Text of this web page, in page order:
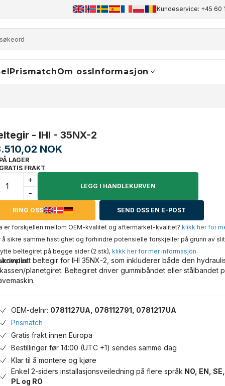
+45 60 17 81 50 info@finaldrive-trackmotors.com
Kundeservice: +45 60
PrismatchOm ossInformasjon
- IHI - 35NX-2
NOK
PÅ LAGER
GRATIS FRAKT
+
-
LEGG I HANDLEKURVEN
RING OSS SEND OSS EN E-POST
er forskjellen mellom OEM-kvalitet og aftermarket-kvalitet? klikk her for
å sikre samme hastighet og forhindre potensielle forskjeller på grunn av
beltegiret på begge sider (2 stk),klikk her for mer informasjon.
komplett beltegir for IHI 35NX-2, som inkluderer både den
planetgiret. Beltegiret driver gummibåndet eller stålbandet
OEM-delnr: 0781127UA, 078112791, 0781217UA
Prismatch
Gratis frakt innen Europa
Bestillinger før 14:00 (UTC +1) sendes samme dag
Klar til å montere og kjøre
Enkel 2-siders installasjonsveiledning på flere språk NO, EN,
PL og RO